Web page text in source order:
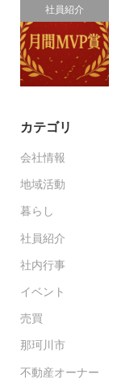
社員紹介
カテゴリ
会社情報
地域活動
暮らし
社員紹介
社内行事
イベント
売買
那珂川市
不動産オーナー